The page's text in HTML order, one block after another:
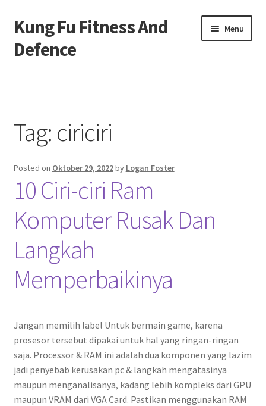
Skip
to
navigation
Skip
to
content
Kung Fu Fitness And
Defence
Menu
Contact us
Privacy Policy
Tag: ciriciri
Posted on Oktober 29, 2022by Logan Foster
10 Ciri-ciri Ram
Komputer Rusak Dan
Langkah
Memperbaikinya
Jangan memilih label Untuk bermain game, karena
prosesor tersebut dipakai untuk hal yang ringan-ringan
saja. Processor & RAM ini adalah dua komponen yang lazim
jadi penyebab kerusakan pc & langkah mengatasinya
maupun menganalisanya, kadang lebih kompleks dari GPU
maupun VRAM dari VGA Card. Pastikan menggunakan RAM